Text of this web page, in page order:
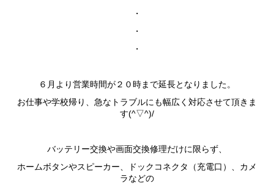
・
・
・
６月より営業時間が２０時まで延長となりました。
お仕事や学校帰り、急なトラブルにも幅広く対応させて頂きま
す(^▽^)/
バッテリー交換や画面交換修理だけに限らず、
ホームボタンやスピーカー、ドックコネクタ（充電口）、カメ
ラなどの